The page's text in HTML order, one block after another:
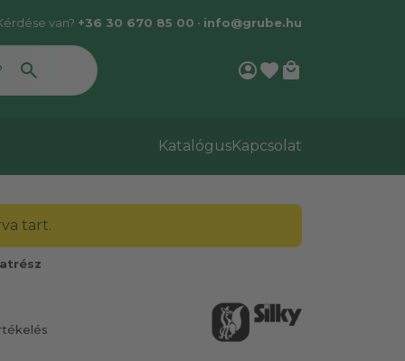
van? +36 30 670 85 00 • info@grube.hu
account_circlefavorite local_mall
KatalógusKapcsolat
tart.